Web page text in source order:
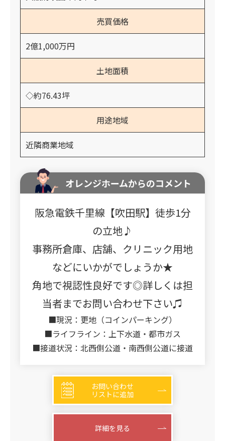
売買価格
2億1,000万円
土地面積
◇約76.43坪
用途地域
近隣商業地域
オレンジホームからのコメント
阪急電鉄千里線【吹田駅】徒歩1分
の立地♪
事務所倉庫、店舗、クリニック用地
などにいかがでしょうか★
角地で視認性良好です◎詳しくは担
当者までお問い合わせ下さい♫
■現況：更地（コインパーキング）
■ライフライン：上下水道・都市ガス
■接道状況：北西側公道・南西側公道に接道
お問い合わせ
リストに追加
詳細を見る